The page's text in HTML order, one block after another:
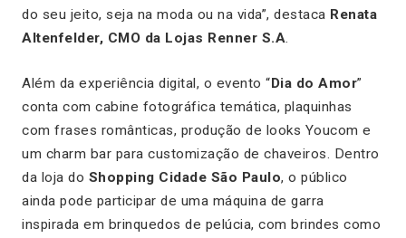
do seu jeito, seja na moda ou na vida”, destaca Renata
Altenfelder, CMO da Lojas Renner S.A.
Além da experiência digital, o evento “Dia do Amor”
conta com cabine fotográfica temática, plaquinhas
com frases românticas, produção de looks Youcom e
um charm bar para customização de chaveiros. Dentro
da loja do Shopping Cidade São Paulo, o público
ainda pode participar de uma máquina de garra
inspirada em brinquedos de pelúcia, com brindes como